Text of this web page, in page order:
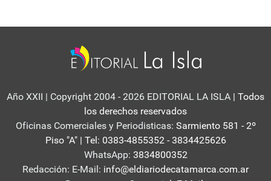
Año XXII | Copyright 2004 - 2026 EDITORIAL LA ISLA | Todos
los derechos reservados
Oficinas Comerciales y Periodisticas: Sarmiento 581 - 2º
Piso "A" | Tel: 0383-4855352 - 3834425626
WhatsApp: 3834800352
Redacción: E-Mail: info@eldiariodecatamarca.com.ar